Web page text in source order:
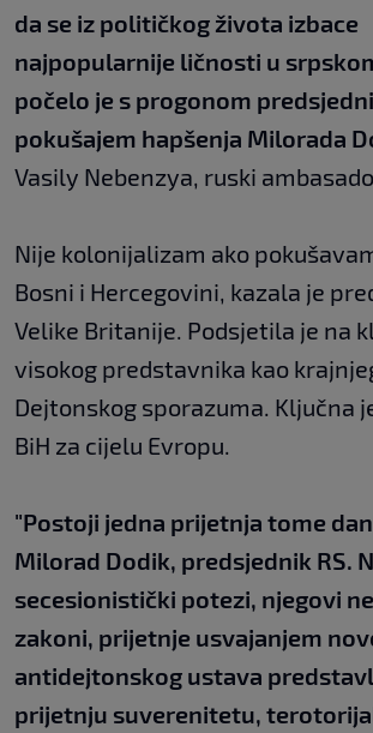
da se iz političkog života izbace
najpopularnije ličnosti u
počelo je s progonom
pokušajem hapšenja Milorada
Vasily Nebenzya, ruski
Nije kolonijalizam ako
Bosni i Hercegovini, kazala je
Velike Britanije. Podsjetila je na
visokog predstavnika kao
Dejtonskog sporazuma. Ključna
BiH za cijelu Evropu.
"Postoji jedna prijetnja tome
Milorad Dodik, predsjednik RS.
secesionistički potezi, njegovi
zakoni, prijetnje usvajanjem
antidejtonskog ustava
prijetnju suverenitetu,